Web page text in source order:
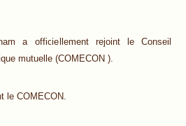
a officiellement rejoint le Conseil
mutuelle (COMECON ).
le COMECON.